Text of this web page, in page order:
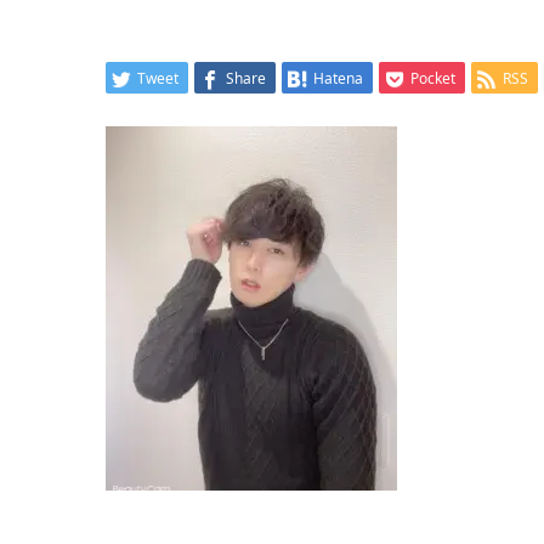
Tweet Share Hatena Pocket RSS